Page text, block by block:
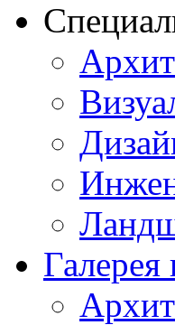
Галерея